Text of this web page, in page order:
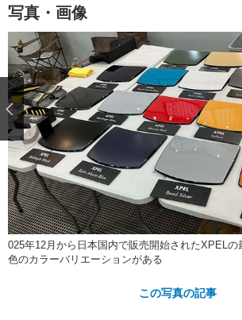
九州
注目の記事
ショップレポート
自動車豆知識 ストップ
鈑金・塗装
ディテイリング
ディテイリング
ヘッドライト磨き
フィルム・ラッピング
鈑金・塗装
小キズ直し
特集記事
ストップ 不具合修理＆粗悪修理
カーメーカ
コラム
ショップ紹介
ショップレポート プ
レストア
カーメーカー「旧車」関連プロジ
写真・画像
025年12月から日本国内で販売開始されたXPEL
色のカラーバリエーションがある
この写真の記事